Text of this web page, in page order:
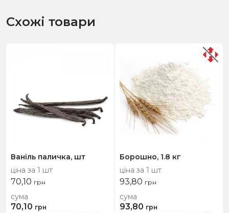
Схожі товари
Ваніль паличка, шт
ціна за 1 шт
70,10 грн
сума
70,10 грн
Борошно, 1.8 кг
ціна за 1 шт
93,80 грн
сума
93,80 грн